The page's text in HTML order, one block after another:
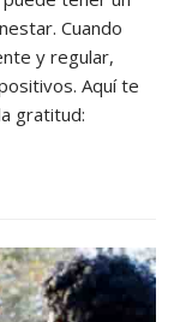
Cuando
y regular,
Aquí te
gratitud: